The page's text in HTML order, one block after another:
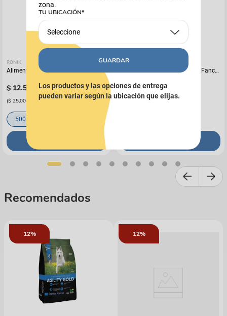
RONIK
Alimento Húmedo Para Perro Reelds
$ 12.500
($ 25,00
500 Gr
FANCY FEAST
Alimento Húmedo Para Gato Fancy
Lleve 5
$ 21.500
)
Recomendados
12% 12%
zona.
TU UBICACIÓN*
Seleccione
GUARDAR
Los productos y las opciones de entrega
pueden variar según la ubicación que elijas.